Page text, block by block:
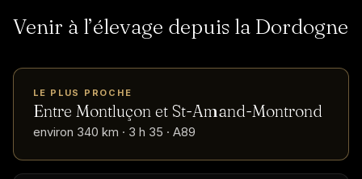
Venir à l’élevage depuis la Dordogne
LE PLUS PROCHE
Entre Montluçon et St-Amand-Montrond
environ 340 km · 3 h 35 · A89